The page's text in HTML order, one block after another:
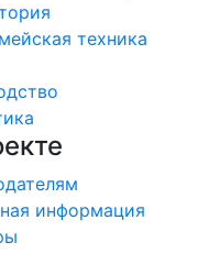
техника
информация